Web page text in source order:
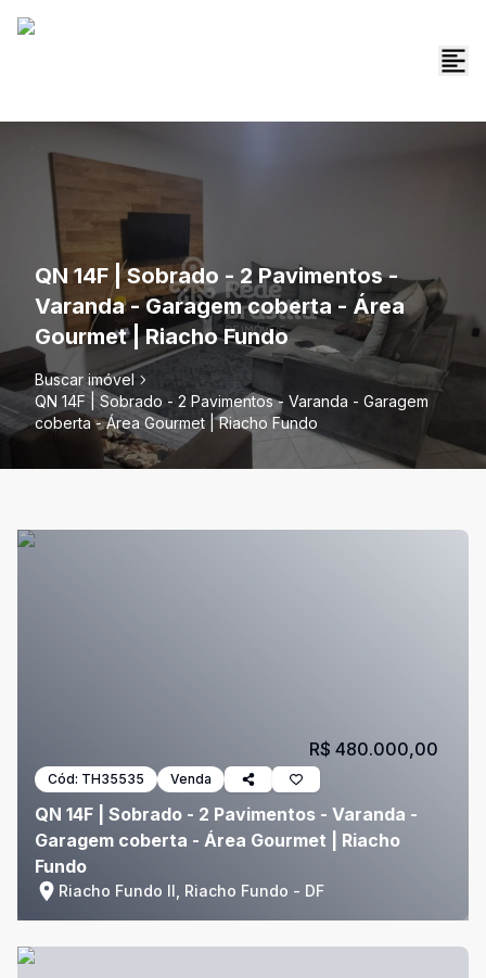
QN 14F | Sobrado - 2 Pavimentos -
Varanda - Garagem coberta - Área
Gourmet | Riacho Fundo
Buscar imóvel
QN 14F | Sobrado - 2 Pavimentos - Varanda - Garagem
coberta - Área Gourmet | Riacho Fundo
Cód: TH35535 Venda
QN 14F | Sobrado - 2 Pavimentos - Varanda -
Garagem coberta - Área Gourmet | Riacho
Fundo
Riacho Fundo II, Riacho Fundo - DF
R$ 480.000,00